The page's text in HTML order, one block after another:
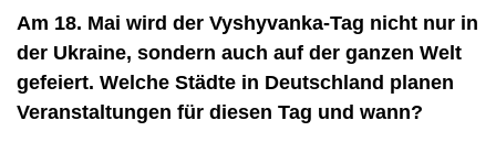
Am 18. Mai wird der Vyshyvanka-Tag nicht nur in
der Ukraine, sondern auch auf der ganzen Welt
gefeiert. Welche Städte in Deutschland planen
Veranstaltungen für diesen Tag und wann?